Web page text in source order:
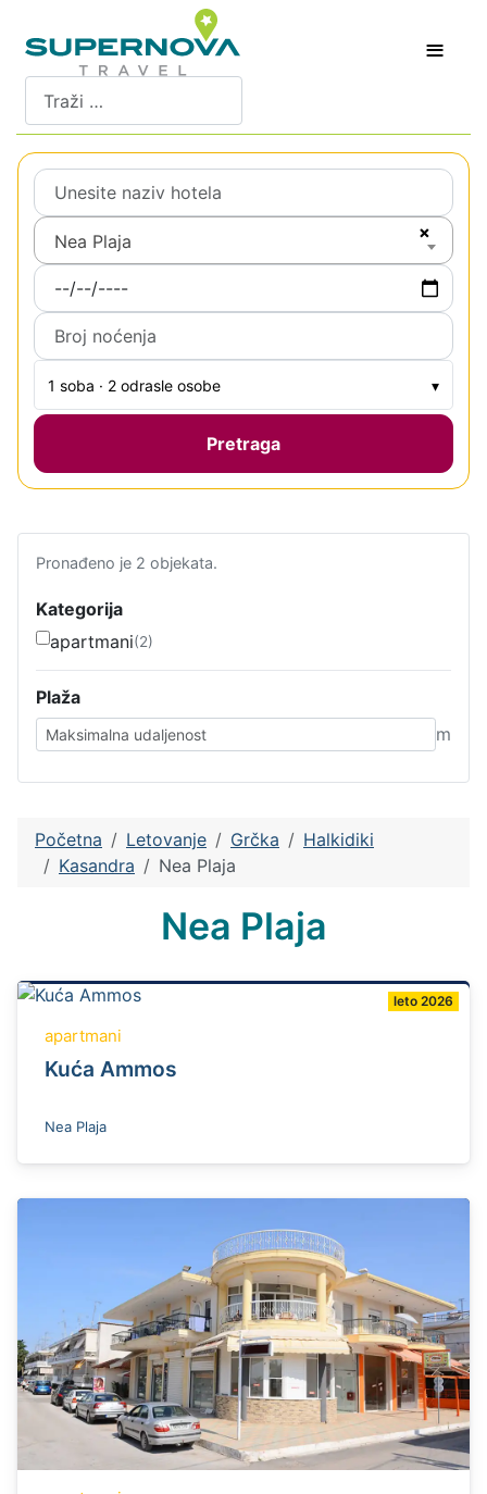
≡
Pretraži
Početna Letovanje Grčka
Halkidiki
Kasandra
Nea Plaja
Nea Plaja
leto 2026
apartmani
Kuća Ammos
Nea Plaja
×
Nea Plaja
1 soba · 2 odrasle osobe ▾
Pretraga
Pronađeno je 2 objekata.
Kategorija
apartmani(2)
Plaža
m